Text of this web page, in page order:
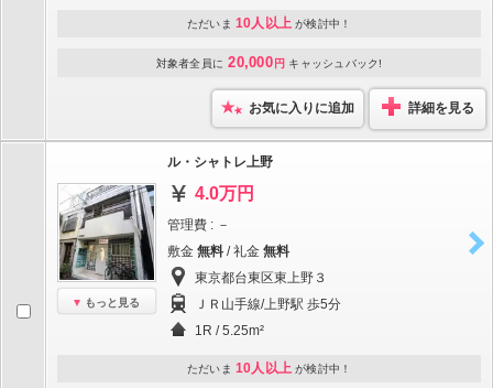
ただいま 10人以上 が検討中！
対象者全員に 20,000 円 キャッシュバック!
お気に入りに追加 詳細を見る
もっと見る
ル・シャトレ上野
4.0万円
管理費 : －
敷金 無料 / 礼金 無料
東京都台東区東上野３
ＪＲ山手線/上野駅 歩5分
1R / 5.25m²
ただいま 10人以上 が検討中！